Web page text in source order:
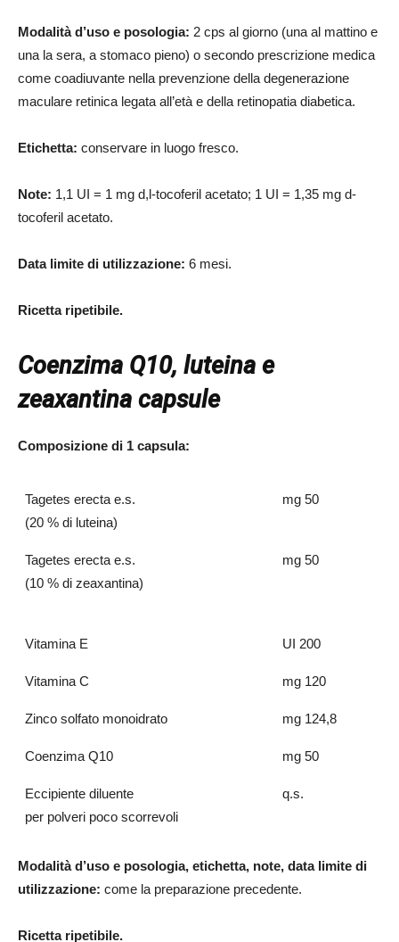
Modalità d’uso e posologia: 2 cps al giorno (una al mattino e
una la sera, a stomaco pieno) o secondo prescrizione medica
come coadiuvante nella prevenzione della degenerazione
maculare retinica legata all’età e della retinopatia diabetica.
Etichetta: conservare in luogo fresco.
Note: 1,1 UI = 1 mg d,l-tocoferil acetato; 1 UI = 1,35 mg d-
tocoferil acetato.
Data limite di utilizzazione: 6 mesi.
Ricetta ripetibile.
Coenzima Q10, luteina e
zeaxantina capsule
Composizione di 1 capsula:
Tagetes erecta e.s.
(20 % di luteina)
mg 50
Tagetes erecta e.s.
(10 % di zeaxantina)
mg 50
Vitamina E UI 200
Vitamina C mg 120
Zinco solfato monoidrato mg 124,8
Coenzima Q10 mg 50
Eccipiente diluente
per polveri poco scorrevoli
q.s.
Modalità d’uso e posologia, etichetta, note, data limite di
utilizzazione: come la preparazione precedente.
Ricetta ripetibile.